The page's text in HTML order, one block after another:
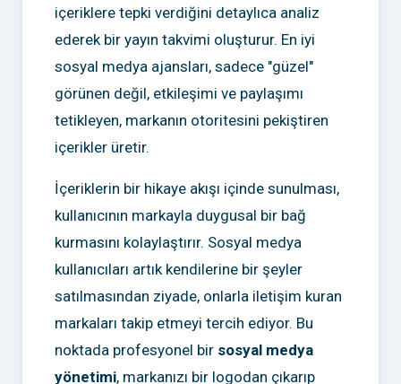
içeriklere tepki verdiğini detaylıca analiz
ederek bir yayın takvimi oluşturur. En iyi
sosyal medya ajansları, sadece "güzel"
görünen değil, etkileşimi ve paylaşımı
tetikleyen, markanın otoritesini pekiştiren
içerikler üretir.
İçeriklerin bir hikaye akışı içinde sunulması,
kullanıcının markayla duygusal bir bağ
kurmasını kolaylaştırır. Sosyal medya
kullanıcıları artık kendilerine bir şeyler
satılmasından ziyade, onlarla iletişim kuran
markaları takip etmeyi tercih ediyor. Bu
noktada profesyonel bir sosyal medya
yönetimi, markanızı bir logodan çıkarıp